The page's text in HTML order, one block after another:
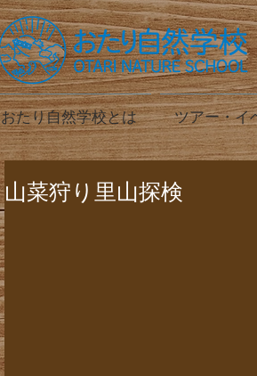
おたり自然学校とは ツアー・イ
山菜狩り里山探検